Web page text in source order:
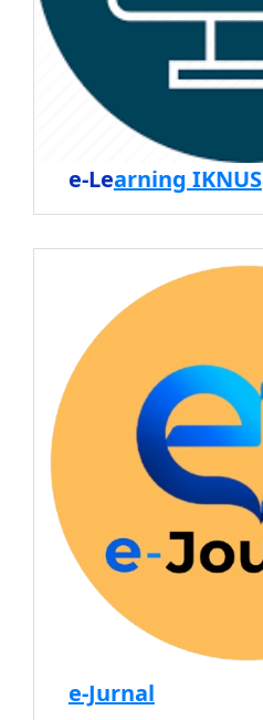
e-Learning IKNUS
e-Jurnal